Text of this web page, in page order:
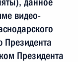
видео-
Президента
Президента